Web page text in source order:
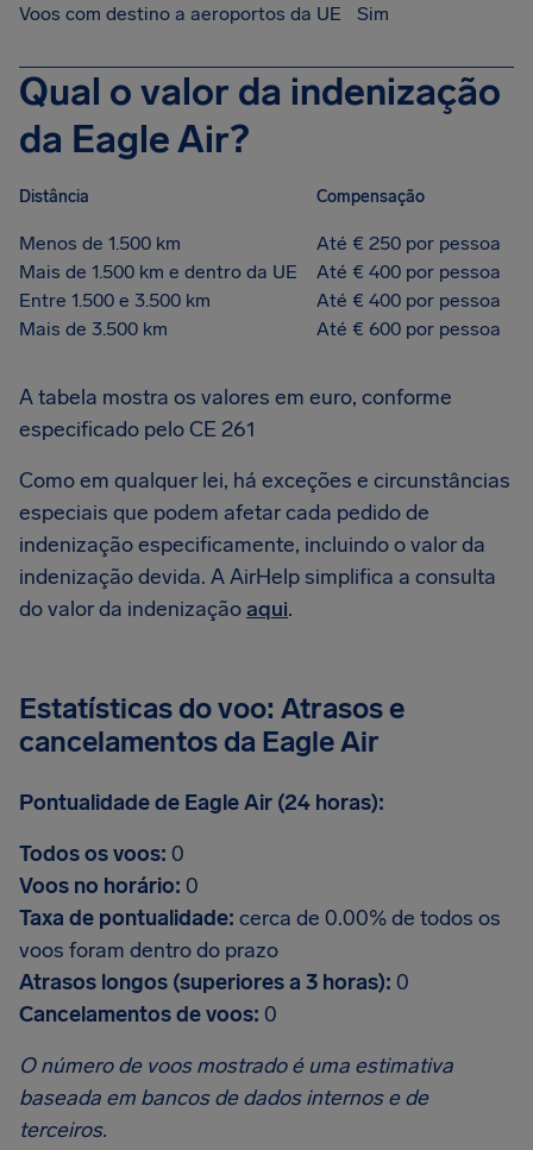
Voos com destino a aeroportos da UE
Sim
Qual o valor da indenização
da Eagle Air?
Distância Compensação
Menos de 1.500 km
Até € 250 por pessoa
Mais de 1.500 km e dentro da UE
Até € 400 por pessoa
Entre 1.500 e 3.500 km
Até € 400 por pessoa
Mais de 3.500 km
Até € 600 por pessoa
A tabela mostra os valores em euro, conforme
especificado pelo CE 261
Como em qualquer lei, há exceções e circunstâncias
especiais que podem afetar cada pedido de
indenização especificamente, incluindo o valor da
indenização devida. A AirHelp simplifica a consulta
do valor da indenizaçãoaqui.
Estatísticas do voo: Atrasos e
cancelamentos da Eagle Air
Pontualidade de Eagle Air (24 horas):
Todos os voos: 0
Voos no horário: 0
Taxa de pontualidade: cerca de 0.00% de todos os
voos foram dentro do prazo
Atrasos longos (superiores a 3 horas): 0
Cancelamentos de voos: 0
O número de voos mostrado é uma estimativa
baseada em bancos de dados internos e de
terceiros.